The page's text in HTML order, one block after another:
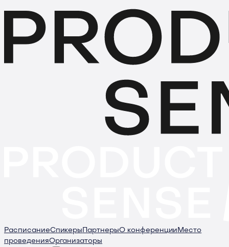
РасписаниеСпикеры ПартнерыО конференции Место
проведенияОрганизаторы